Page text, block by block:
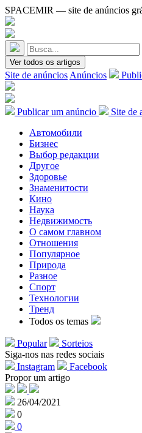
SPACEMIR — site de anúncios
Ver todos os artigos
Site de anúncios Anúncios
Publicar um anúncio
Site de
Автомобили
Бизнес
Выбор редакции
Другое
Здоровье
Знаменитости
Кино
Наука
Недвижимость
О самом главном
Отношения
Популярное
Природа
Разное
Спорт
Технологии
Тренд
Todos os temas
Popular
Sorteios
Siga-nos nas redes sociais
Instagram
Facebook
Propor um artigo
26/04/2021
0
0